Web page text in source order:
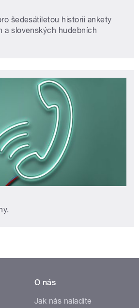
šedesátiletou historii ankety
a slovenských hudebních
O nás
Jak nás naladíte